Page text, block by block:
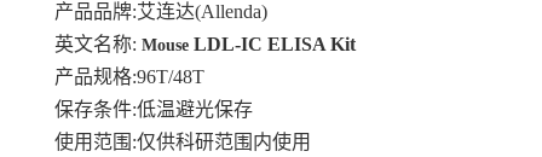
产品品牌:艾连达(Allenda)
英文名称: Mouse LDL-IC ELISA Kit
产品规格:96T/48T
保存条件:低温避光保存
使用范围 :仅供科研范围内使用